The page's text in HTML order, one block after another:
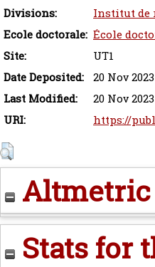
Divisions:
Institut de
Ecole doctorale: École
Site:
UT1
Date Deposited:
20 Nov
Last Modified:
20 Nov
URI:
https://
Altmetric
Stats for